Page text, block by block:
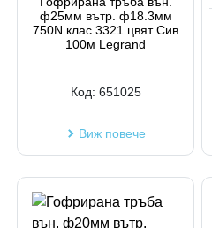
ф25мм вътр. ф18.3мм
750N клас 3321 цвят Сив
100м Legrand
Код: 651025
Виж повече